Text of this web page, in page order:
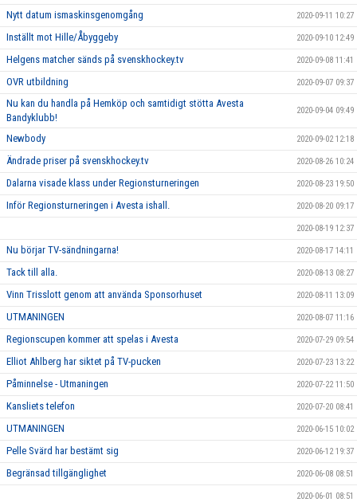
Nytt datum ismaskinsgenomgång 2020-09-11 10:27
Inställt mot Hille/Åbyggeby 2020-09-10 12:49
Helgens matcher sänds på svenskhockey.tv 2020-09-08 11:41
OVR utbildning 2020-09-07 09:37
Nu kan du handla på Hemköp och samtidigt stötta Avesta
Bandyklubb!
2020-09-04 09:49
Newbody 2020-09-02 12:18
Ändrade priser på svenskhockey.tv 2020-08-26 10:24
Dalarna visade klass under Regionsturneringen 2020-08-23 19:50
Inför Regionsturneringen i Avesta ishall. 2020-08-20 09:17
2020-08-19 12:37
Nu börjar TV-sändningarna! 2020-08-17 14:11
Tack till alla. 2020-08-13 08:27
Vinn Trisslott genom att använda Sponsorhuset 2020-08-11 13:09
UTMANINGEN 2020-08-07 11:16
Regionscupen kommer att spelas i Avesta 2020-07-29 09:54
Elliot Ahlberg har siktet på TV-pucken 2020-07-23 13:22
Påminnelse - Utmaningen 2020-07-22 11:50
Kansliets telefon 2020-07-20 08:41
UTMANINGEN 2020-06-15 10:02
Pelle Svärd har bestämt sig 2020-06-12 19:37
Begränsad tillgänglighet 2020-06-08 08:51
2020-06-01 08:51